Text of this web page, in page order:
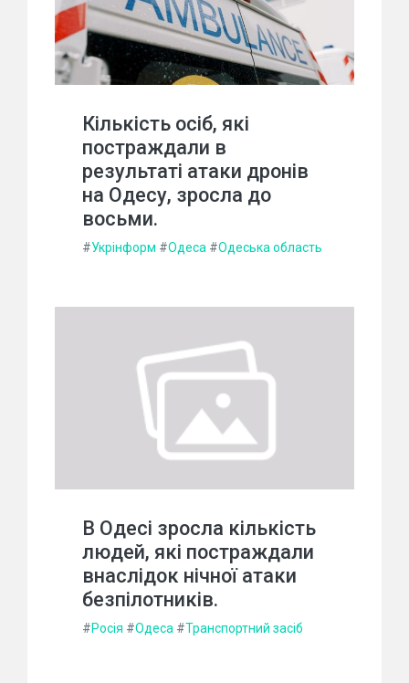
Кількість осіб, які
постраждали в
результаті атаки дронів
на Одесу, зросла до
восьми.
#Укрінформ #Одеса #Одеська область
В Одесі зросла кількість
людей, які постраждали
внаслідок нічної атаки
безпілотників.
#Росія #Одеса #Транспортний засіб